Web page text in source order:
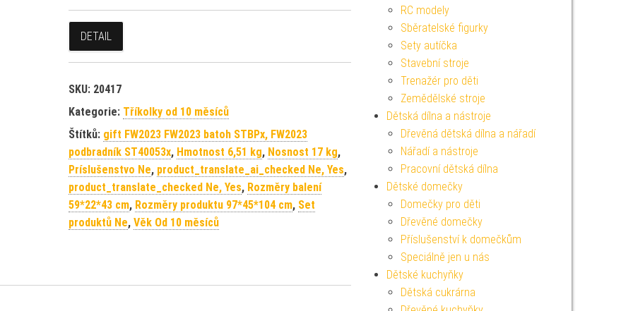
DETAIL
SKU: 20417
Kategorie: Tříkolky od 10 měsíců
Štítků: gift FW2023 FW2023 batoh STBPx, FW2023
podbradník ST40053x, Hmotnost 6,51 kg, Nosnost 17 kg,
Príslušenstvo Ne, product_translate_ai_checked Ne, Yes,
product_translate_checked Ne, Yes, Rozměry balení
59*22*43 cm, Rozměry produktu 97*45*104 cm, Set
produktů Ne, Věk Od 10 měsíců
RC modely
Sběratelské figurky
Sety autíčka
Stavební stroje
Trenažér pro děti
Zemědělské stroje
Dětská dílna a nástroje
Dřevěná dětská dílna a nářadí
Nářadí a nástroje
Pracovní dětská dílna
Dětské domečky
Domečky pro děti
Dřevěné domečky
Příslušenství k domečkům
Speciálně jen u nás
Dětské kuchyňky
Dětská cukrárna